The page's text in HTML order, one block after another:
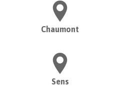
Chaumont
Sens